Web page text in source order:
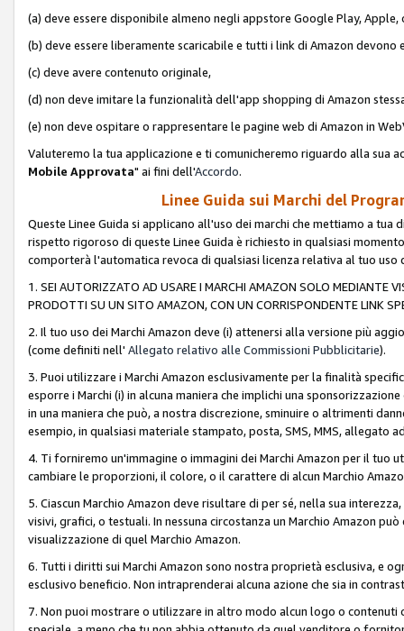
(a) deve essere disponibile almeno negli appstore Google Play, Apple,
(b) deve essere liberamente scaricabile e tutti i link di Amazon devono
(c) deve avere contenuto originale,
(d) non deve imitare la funzionalità dell'app shopping di Amazon
(e) non deve ospitare o rappresentare le pagine web di Amazon in
Valuteremo la tua applicazione e ti comunicheremo riguardo alla sua
Mobile Approvata" ai fini dell'Accordo.
Linee Guida sui Marchi del
Queste Linee Guida si applicano all'uso dei marchi che mettiamo a
rispetto rigoroso di queste Linee Guida è richiesto in qualsiasi
comporterà l'automatica revoca di qualsiasi licenza relativa al tuo uso
1. SEI AUTORIZZATO AD USARE I MARCHI AMAZON SOLO MEDIANTE
PRODOTTI SU UN SITO AMAZON, CON UN CORRISPONDENTE LINK
2. Il tuo uso dei Marchi Amazon deve (i) attenersi alla versione più
(come definiti nell' Allegato relativo alle Commissioni Pubblicitarie).
3. Puoi utilizzare i Marchi Amazon esclusivamente per la finalità
esporre i Marchi (i) in alcuna maniera che implichi una
in una maniera che può, a nostra discrezione, sminuire o altrimenti
esempio, in qualsiasi materiale stampato, posta, SMS, MMS,
4. Ti forniremo un'immagine o immagini dei Marchi Amazon per il tuo
cambiare le proporzioni, il colore, o il carattere di alcun Marchio
5. Ciascun Marchio Amazon deve risultare di per sé, nella sua
visivi, grafici, o testuali. In nessuna circostanza un Marchio Amazon
visualizzazione di quel Marchio Amazon.
6. Tutti i diritti sui Marchi Amazon sono nostra proprietà esclusiva, e
esclusivo beneficio. Non intraprenderai alcuna azione che sia in
7. Non puoi mostrare o utilizzare in altro modo alcun logo o